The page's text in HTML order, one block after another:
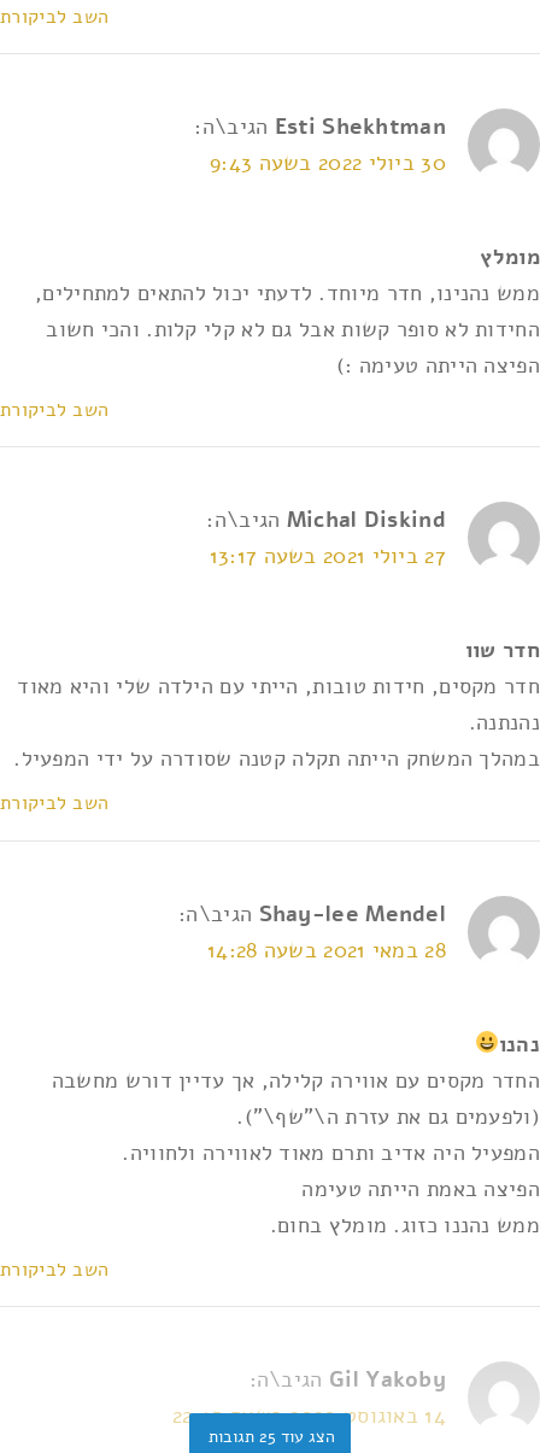
השב לביקורת
Esti Shekhtman הגיב\ה:
30 ביולי 2022 בשעה 9:43
מומלץ
ממש נהנינו, חדר מיוחד. לדעתי יכול להתאים למתחילים,
החידות לא סופר קשות אבל גם לא קלי קלות. והכי חשוב
הפיצה הייתה טעימה :)
השב לביקורת
Michal Diskind הגיב\ה:
27 ביולי 2021 בשעה 13:17
חדר שוו
חדר מקסים, חידות טובות, הייתי עם הילדה שלי והיא מאוד
נהנתנה.
במהלך המשחק הייתה תקלה קטנה שסודרה על ידי המפעיל.
השב לביקורת
Shay-lee Mendel הגיב\ה:
28 במאי 2021 בשעה 14:28
נהנו
החדר מקסים עם אווירה קלילה, אך עדיין דורש מחשבה
(ולפעמים גם את עזרת ה\"שף\").
המפעיל היה אדיב ותרם מאוד לאווירה ולחוויה.
הפיצה באמת הייתה טעימה
ממש נהננו כזוג. מומלץ בחום.
השב לביקורת
Gil Yakoby הגיב\ה:
14 באוגוסט 2020 בשעה 22:43
הצג עוד 25 תגובות